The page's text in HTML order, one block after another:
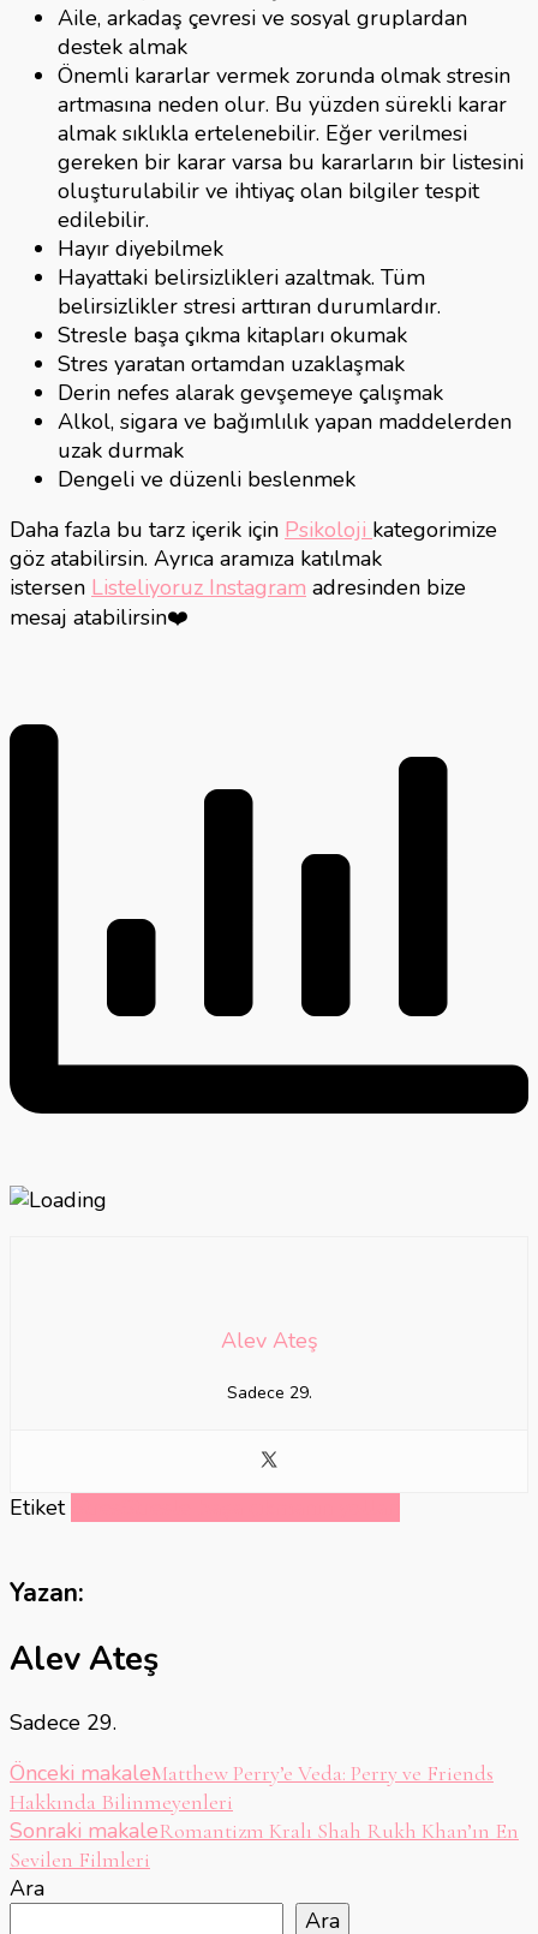
Aile, arkadaş çevresi ve sosyal gruplardan
destek almak
Önemli kararlar vermek zorunda olmak stresin
artmasına neden olur. Bu yüzden sürekli karar
almak sıklıkla ertelenebilir. Eğer verilmesi
gereken bir karar varsa bu kararların bir listesini
oluşturulabilir ve ihtiyaç olan bilgiler tespit
edilebilir.
Hayır diyebilmek
Hayattaki belirsizlikleri azaltmak. Tüm
belirsizlikler stresi arttıran durumlardır.
Stresle başa çıkma kitapları okumak
Stres yaratan ortamdan uzaklaşmak
Derin nefes alarak gevşemeye çalışmak
Alkol, sigara ve bağımlılık yapan maddelerden
uzak durmak
Dengeli ve düzenli beslenmek
Daha fazla bu tarz içerik için Psikoloji kategorimize
göz atabilirsin. Ayrıca aramıza katılmak
istersen Listeliyoruz Instagram adresinden bize
mesaj atabilirsin❤️
Alev Ateş
Sadece 29.
Etiket
Yazan:
Alev Ateş
Sadece 29.
Yazı
dolaşımı
Önceki makaleMatthew Perry’e Veda: Perry ve Friends
Hakkında Bilinmeyenleri
Sonraki makaleRomantizm Kralı Shah Rukh Khan’ın En
Sevilen Filmleri
Ara
Ara